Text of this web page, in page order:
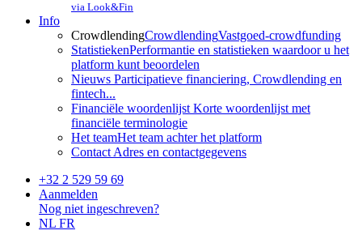
via Look&Fin
Info
CrowdlendingCrowdlendingVastgoed-crowdfunding
StatistiekenPerformantie en statistieken waardoor u het
platform kunt beoordelen
Nieuws Participatieve financiering, Crowdlending en
fintech...
Financiële woordenlijst Korte woordenlijst met
financiële terminologie
Het teamHet team achter het platform
Contact Adres en contactgegevens
+32 2 529 59 69
Aanmelden
Nog niet ingeschreven?
NL FR